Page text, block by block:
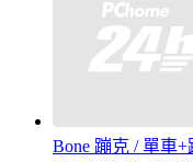
Bone 蹦克 / 單車